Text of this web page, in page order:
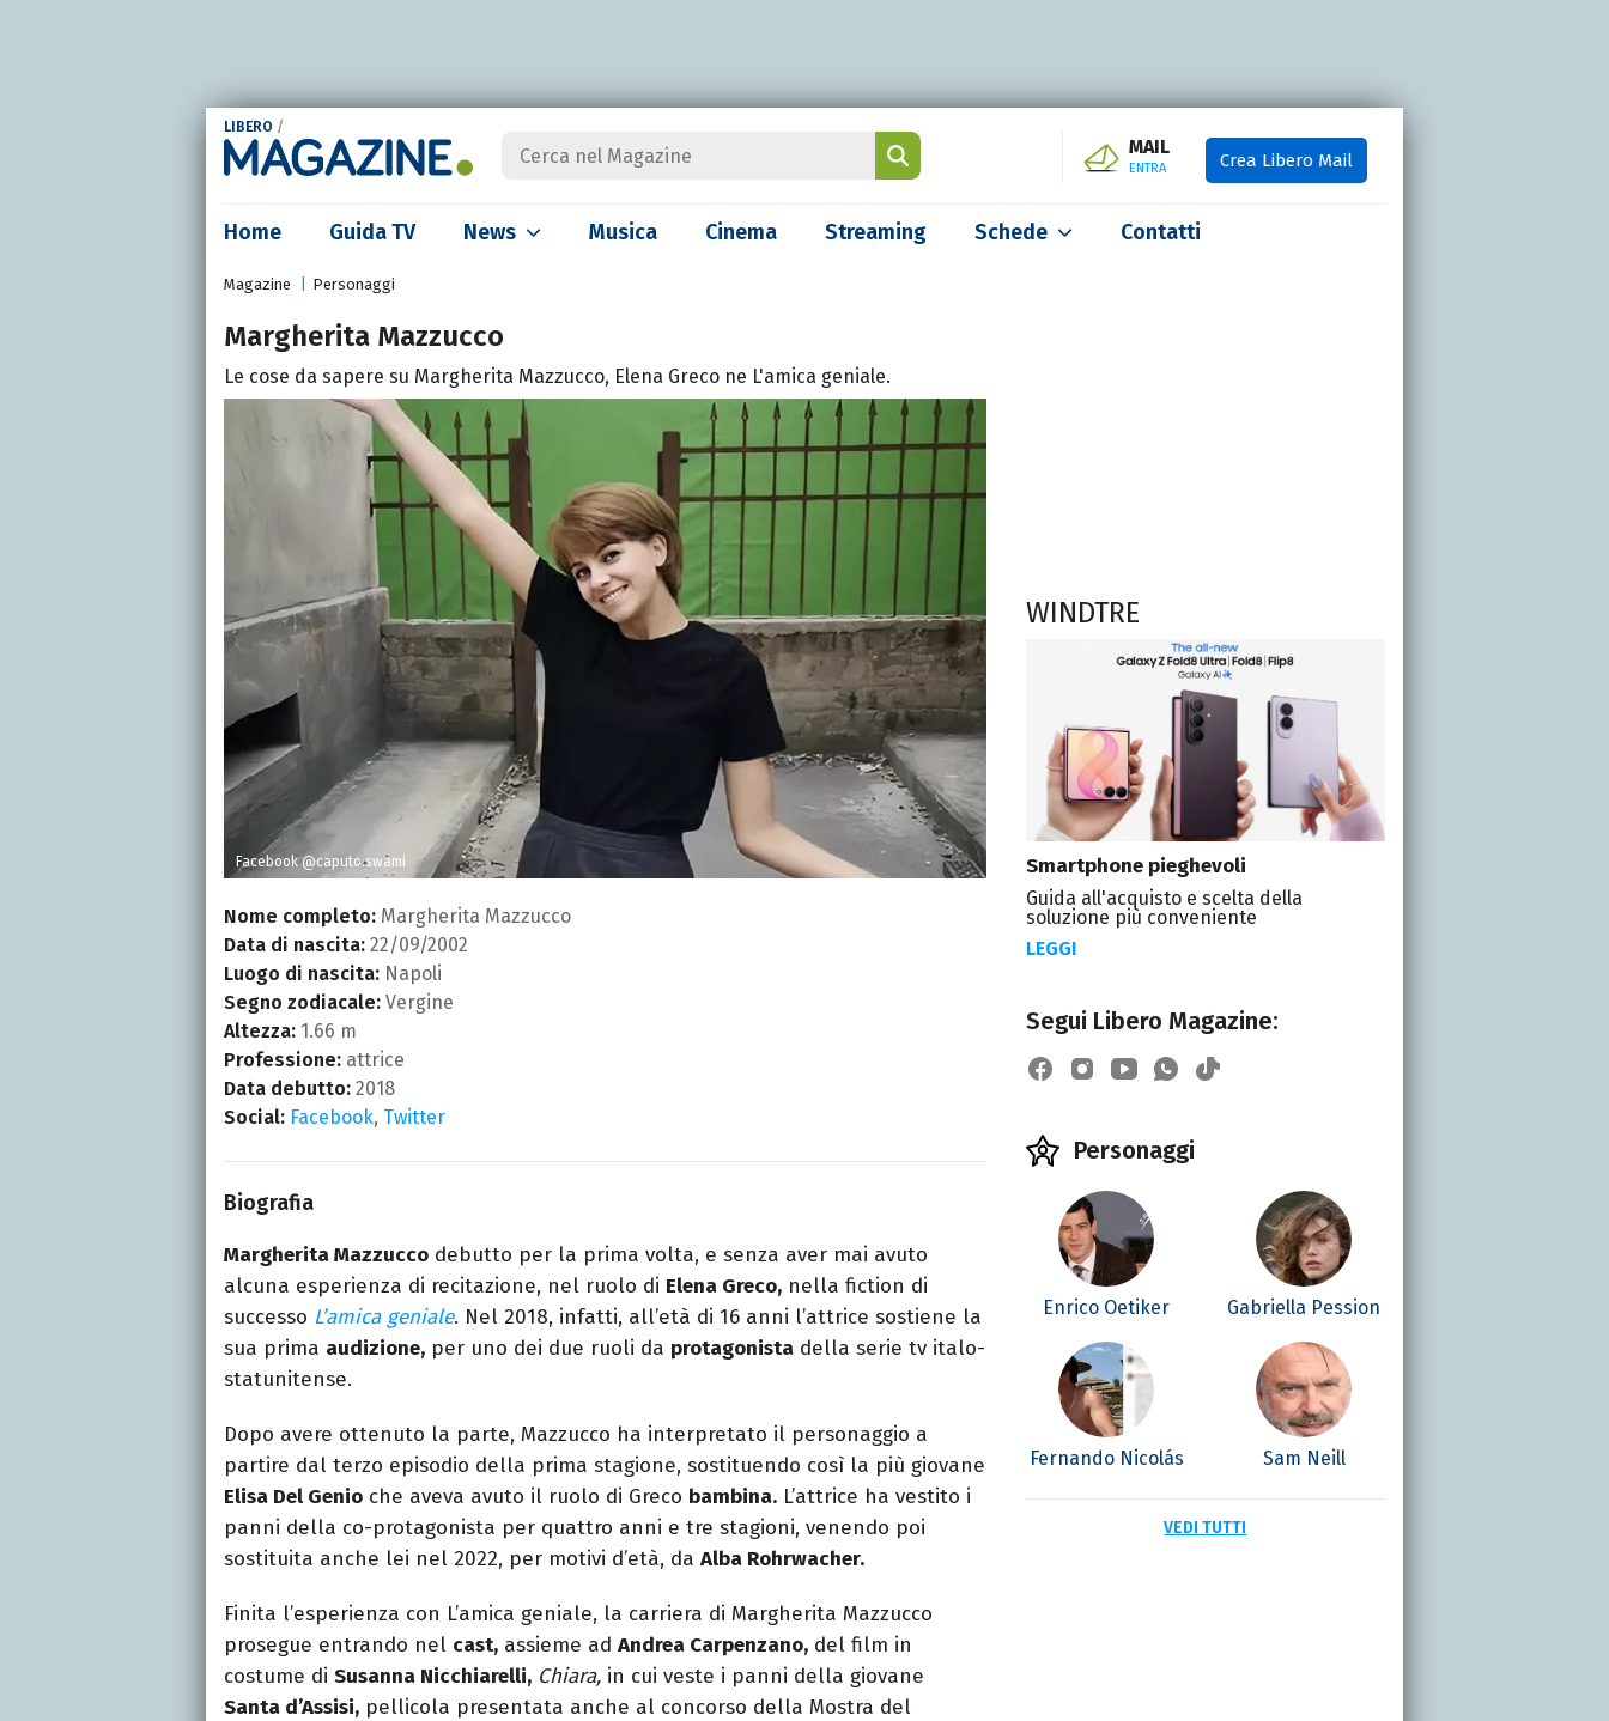
LIBERO /
MAIL
ENTRA Crea Libero Mail
Home Guida TV News Musica Cinema Streaming Schede Contatti
Magazine Personaggi
Margherita Mazzucco
Le cose da sapere su Margherita Mazzucco, Elena Greco ne L'amica geniale.
Facebook @caputo.swami
Nome completo: Margherita Mazzucco
Data di nascita: 22/09/2002
Luogo di nascita: Napoli
Segno zodiacale: Vergine
Altezza: 1.66 m
Professione: attrice
Data debutto: 2018
Social: Facebook, Twitter
Biografia
Margherita Mazzucco debutto per la prima volta, e senza aver mai avuto
alcuna esperienza di recitazione, nel ruolo di Elena Greco, nella fiction di
successo L’amica geniale. Nel 2018, infatti, all’età di 16 anni l’attrice sostiene la
sua prima audizione, per uno dei due ruoli da protagonista della serie tv italo-
statunitense.
Dopo avere ottenuto la parte, Mazzucco ha interpretato il personaggio a
partire dal terzo episodio della prima stagione, sostituendo così la più giovane
Elisa Del Genio che aveva avuto il ruolo di Greco bambina. L’attrice ha vestito i
panni della co-protagonista per quattro anni e tre stagioni, venendo poi
sostituita anche lei nel 2022, per motivi d’età, da Alba Rohrwacher.
Finita l’esperienza con L’amica geniale, la carriera di Margherita Mazzucco
prosegue entrando nel cast, assieme ad Andrea Carpenzano, del film in
costume di Susanna Nicchiarelli, Chiara, in cui veste i panni della giovane
Santa d’Assisi, pellicola presentata anche al concorso della Mostra del
WINDTRE
Smartphone pieghevoli
Guida all'acquisto e scelta della
soluzione più conveniente
LEGGI
Segui Libero Magazine:
Personaggi
Enrico Oetiker Gabriella Pession
Fernando Nicolás Sam Neill
VEDI TUTTI